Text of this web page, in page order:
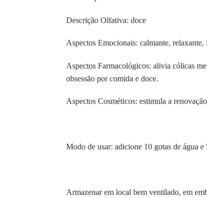
Descrição Olfativa: doce
Aspectos Emocionais: calmante,
Aspectos Farmacológicos: alivia cólicas
obsessão por comida e doce.
Aspectos Cosméticos: estimula a
Modo de usar: adicione 10 gotas de água
Armazenar em local bem ventilado, em